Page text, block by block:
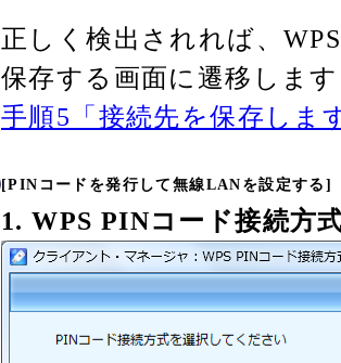
正しく検出されれば、
保存する画面に遷移しま
手順5「接続先を保存しま
[PINコードを発行して無線LANを設定する]
1. WPS PINコード接続方